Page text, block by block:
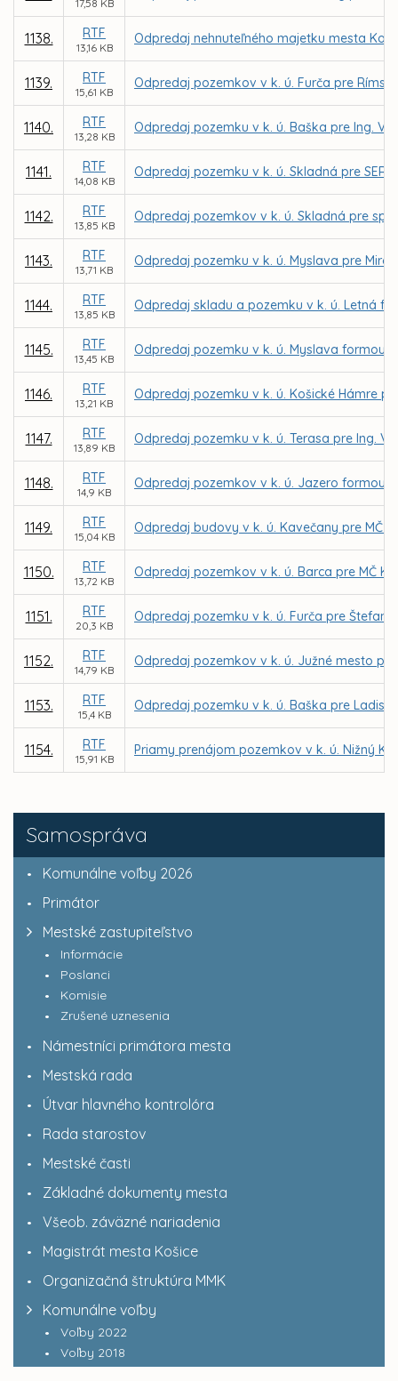
Samospráva
Komunálne voľby 2026
Primátor
Mestské zastupiteľstvo
Informácie
Poslanci
Komisie
Zrušené uznesenia
Námestníci primátora mesta
Mestská rada
Útvar hlavného kontrolóra
Rada starostov
Mestské časti
Základné dokumenty mesta
Všeob. záväzné nariadenia
Magistrát mesta Košice
Organizačná štruktúra MMK
Komunálne voľby
Voľby 2022
Voľby 2018
17,58 KB
1138. RTF
13,16 KB
Odpredaj nehnuteľného majetku mesta
1139. RTF
15,61 KB
Odpredaj pozemkov v k. ú. Furča pre
1140. RTF
13,28 KB
Odpredaj pozemku v k. ú. Baška pre Ing.
1141. RTF
14,08 KB
Odpredaj pozemku v k. ú. Skladná pre
1142. RTF
13,85 KB
Odpredaj pozemkov v k. ú. Skladná pre
1143. RTF
13,71 KB
Odpredaj pozemku v k. ú. Myslava pre
1144. RTF
13,85 KB
Odpredaj skladu a pozemku v k. ú. Letná
1145. RTF
13,45 KB
Odpredaj pozemku v k. ú. Myslava formou
1146. RTF
13,21 KB
Odpredaj pozemku v k. ú. Košické Hámre
1147. RTF
13,89 KB
Odpredaj pozemku v k. ú. Terasa pre Ing.
1148. RTF
14,9 KB
Odpredaj pozemkov v k. ú. Jazero formou
1149. RTF
15,04 KB
Odpredaj budovy v k. ú. Kavečany pre MČ
1150. RTF
13,72 KB
Odpredaj pozemkov v k. ú. Barca pre MČ
1151. RTF
20,3 KB
Odpredaj pozemku v k. ú. Furča pre
1152. RTF
14,79 KB
Odpredaj pozemkov v k. ú. Južné mesto
1153. RTF
15,4 KB
Odpredaj pozemku v k. ú. Baška pre
1154. RTF
15,91 KB
Priamy prenájom pozemkov v k. ú. Nižný